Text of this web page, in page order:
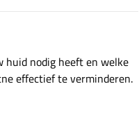
huid nodig heeft en welke
effectief te verminderen.